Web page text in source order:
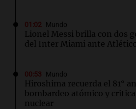
01:02 Mundo
Lionel Messi brilla con dos
del Inter Miami ante
00:53 Mundo
Hiroshima recuerda el 81°
bombardeo atómico y
nuclear